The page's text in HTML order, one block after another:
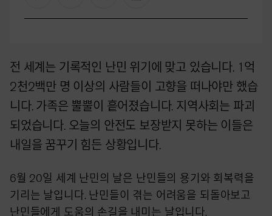
전 세계는 기록적인 난민 위기에 맞고 있습니다. 1억
2천2백만 명 이상의 사람들이 고향을 떠나야만 했습
니다. 가족은 뿔뿔이 흩어졌습니다. 지역사회는 파괴
되었습니다. 오늘의 안전도 보장받지 못하는 이들은
내일을 꿈꾸기 힘든 상황입니다.
6월 20일 세계 난민의 날은 난민들의 용기와 회복력을
기리는 날입니다. 난민들이 겪는 어려움을 되돌아보고
난민들에게 도움의 손길을 내미는 날입니다.